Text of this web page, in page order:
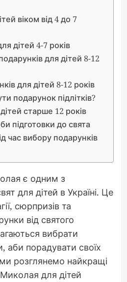
віком від 4 до 7
дітей 4-7 років
для дітей 8-12
для дітей 8-12 років
подарунок підлітків?
старше 12 років
підготовки до свята
час вибору подарунків
є одним з
для дітей в Україні. Це
сюрпризів та
від святого
вибрати
аби порадувати своїх
ми розглянемо найкращі
Миколая для дітей